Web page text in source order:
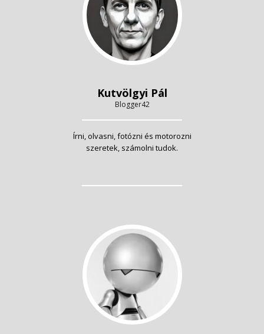
Kutvölgyi Pál
Blogger42
Írni, olvasni, fotózni és motorozni
szeretek, számolni tudok.